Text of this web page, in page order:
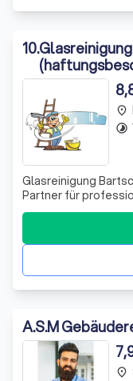
10.
Glasreinigung
Partner für
Mit unserer
entfernen wir jede
Moosansatz auf
Wintergarten oder
place
timelapse
A.S.M
place